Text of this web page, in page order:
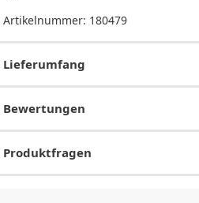
Artikelnummer: 180479
Lieferumfang
Bewertungen
Produktfragen